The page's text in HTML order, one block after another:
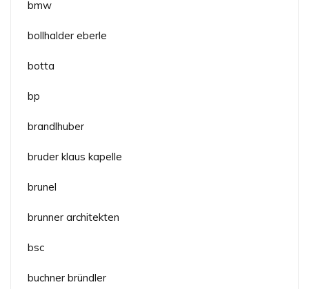
bmw
bollhalder eberle
botta
bp
brandlhuber
bruder klaus kapelle
brunel
brunner architekten
bsc
buchner bründler